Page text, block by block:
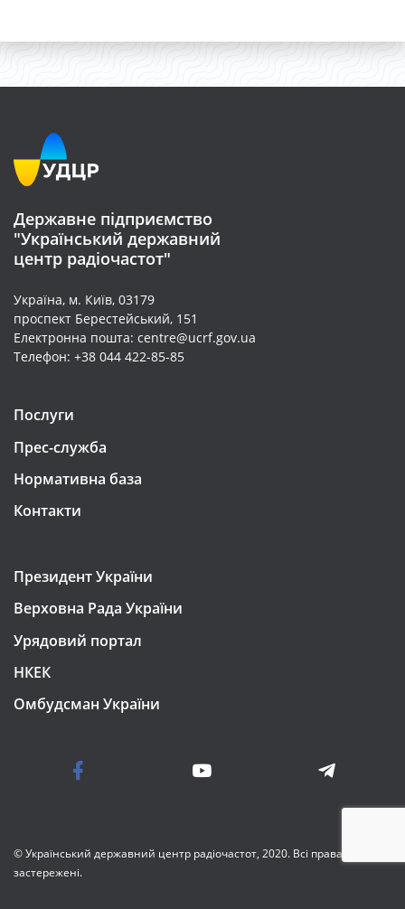
Державне підприємство
"Український державний
центр радіочастот"
Україна, м. Київ, 03179
проспект Берестейський, 151
Електронна пошта: centre@ucrf.gov.ua
Телефон: +38 044 422-85-85
Послуги
Прес-служба
Нормативна база
Контакти
Президент України
Верховна Рада України
Урядовий портал
НКЕК
Омбудсман України
© Український державний центр радіочастот, 2020. Всі права
застережені.